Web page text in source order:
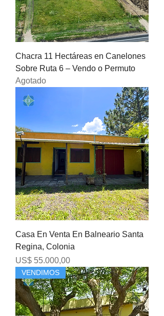
Chacra 11 Hectáreas en Canelones
Sobre Ruta 6 – Vendo o Permuto
Agotado
Casa En Venta En Balneario Santa
Regina, Colonia
Precio
US$ 55.000,00
VENDIMOS